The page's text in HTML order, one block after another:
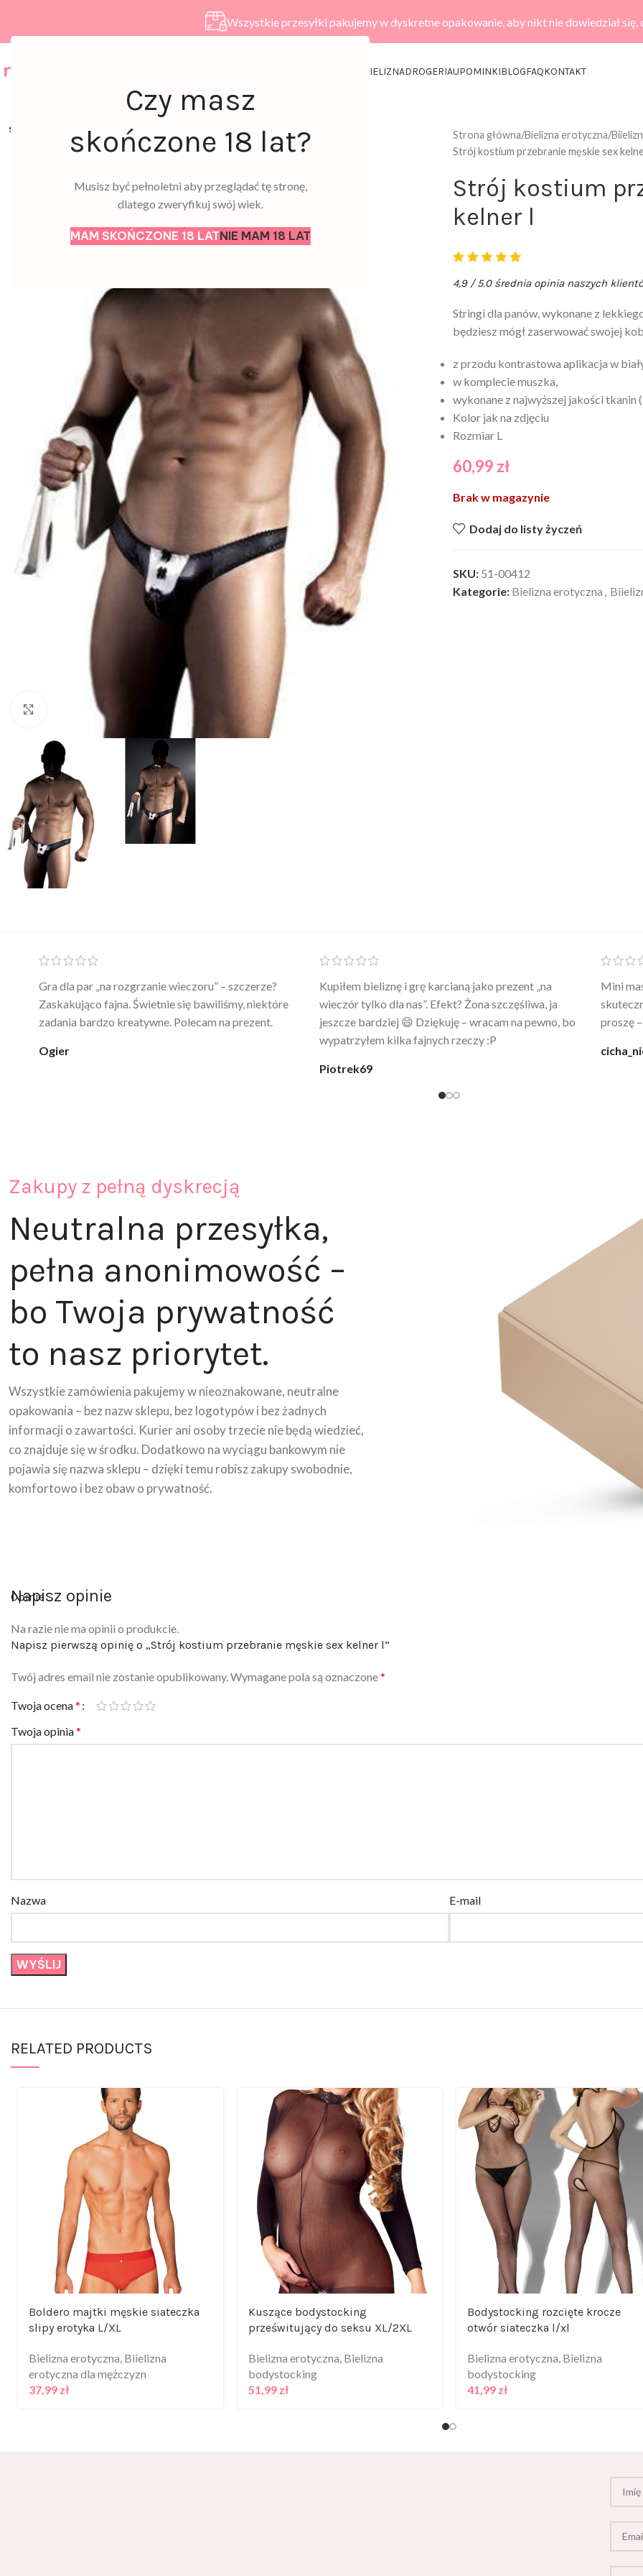
Czy masz
skończone 18 lat?
Musisz być pełnoletni aby przeglądać tę stronę,
dlatego zweryfikuj swój wiek.
MAM SKOŃCZONE 18 LATNIE MAM 18 LAT
Wszystkie przesyłki pakujemy w dyskretne opakowanie, aby nikt nie dowiedział się,
BIELIZNADROGERIAUPOMINKIBLOGFAQKONTAKT
SOLD
Click to enlarge
Strona główna Bielizna erotyczna
Strój kostium przebranie męskie sex
Strój kostium
kelner l
4,9 / 5.0 średnia opinia naszych
Stringi dla panów, wykonane z
będziesz mógł zaserwować swojej
z przodu kontrastowa aplikacja w
w komplecie muszka,
wykonane z najwyższej jakości tkanin
Kolor jak na zdjęciu
Rozmiar L
60,99 zł
Brak w magazynie
Dodaj do listy życzeń
SKU: 51-00412
Kategorie: Bielizna erotyczna ,
Ten żel intymny to był strzał w 10 – nie tylko
poprawia komfort, ale też daje przyjemne uczucie
ciepła. Nie uczula, bez zapachu. Kupuję już 3 raz i na
Po prostu WOW! Szlafrok to sztos – lekki, chłodny, a
wygląda jak z luksusowego butiku. Noszę
codziennie po kąpieli z mężem.
@karolina_dream
świetny
Zakupy z pełną dyskrecją
Neutralna przesyłka,
pełna anonimowość –
bo Twoja prywatność
to nasz priorytet.
Wszystkie zamówienia pakujemy w nieoznakowane, neutralne
opakowania – bez nazw sklepu, bez logotypów i bez żadnych
informacji o zawartości. Kurier ani osoby trzecie nie będą wiedzieć,
co znajduje się w środku. Dodatkowo na wyciągu bankowym nie
pojawia się nazwa sklepu – dzięki temu robisz zakupy swobodnie,
komfortowo i bez obaw o prywatność.
Napisz opinie
Opinie
Na razie nie ma opinii o produkcie.
Napisz pierwszą opinię o „Strój kostium przebranie męskie sex kelner l”
Twój adres email nie zostanie opublikowany.Wymagane pola są oznaczone*
Twoja ocena*
Twoja opinia*
Nazwa E-mail
RELATED PRODUCTS
Boldero majtki męskie siateczka
slipy erotyka L/XL
Bielizna erotyczna, Biielizna
erotyczna dla mężczyzn
37,99 zł
Kuszące bodystocking
prześwitujący do seksu XL/2XL
Bielizna erotyczna, Bielizna
bodystocking
51,99 zł
Bodystocking rozcięte krocze
otwór siateczka l/xl
Bielizna erotyczna, Bielizna
bodystocking
41,99 zł